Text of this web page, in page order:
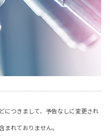
につきまして、予告なしに変更され
まれておりません。